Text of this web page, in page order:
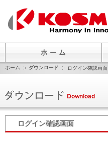
ホーム ダウンロード ログイン確認画面
ログイン確認画面